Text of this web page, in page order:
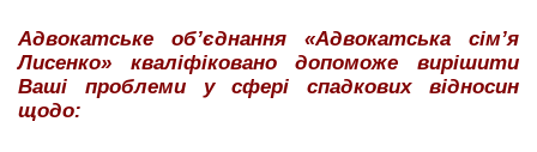
Адвокатське об’єднання «Адвокатська сім’я
Лисенко» кваліфіковано допоможе вирішити
Ваші проблеми у сфері спадкових відносин
щодо: